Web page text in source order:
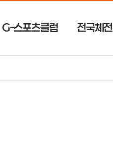
G-스포츠클럽 전국체전